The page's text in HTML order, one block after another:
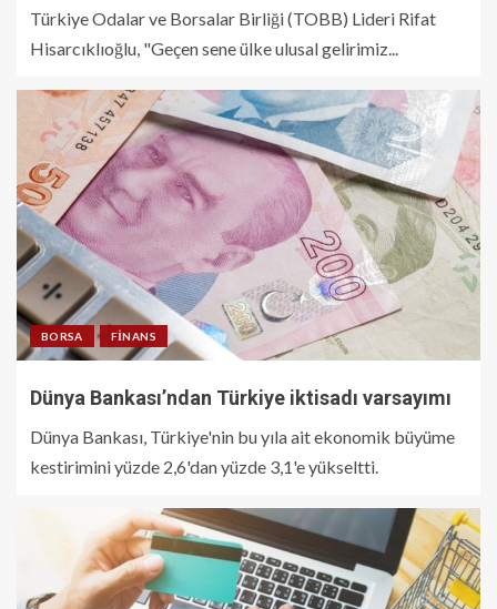
Türkiye Odalar ve Borsalar Birliği (TOBB) Lideri Rifat
Hisarcıklıoğlu, "Geçen sene ülke ulusal gelirimiz...
BORSA FINANS
Dünya Bankası’ndan Türkiye iktisadı varsayımı
Dünya Bankası, Türkiye'nin bu yıla ait ekonomik büyüme
kestirimini yüzde 2,6'dan yüzde 3,1'e yükseltti.